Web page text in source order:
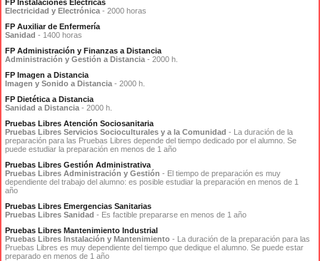
FP Instalaciones Eléctricas
Electricidad y Electrónica - 2000 horas
FP Auxiliar de Enfermería
Sanidad - 1400 horas
FP Administración y Finanzas a Distancia
Administración y Gestión a Distancia - 2000 h.
FP Imagen a Distancia
Imagen y Sonido a Distancia - 2000 h.
FP Dietética a Distancia
Sanidad a Distancia - 2000 h.
Pruebas Libres Atención Sociosanitaria
Pruebas Libres Servicios Socioculturales y a la Comunidad - La duración de la
preparación para las Pruebas Libres depende del tiempo dedicado por el alumno. Se
puede estudiar la preparación en menos de 1 año
Pruebas Libres Gestión Administrativa
Pruebas Libres Administración y Gestión - El tiempo de preparación es muy
dependiente del trabajo del alumno: es posible estudiar la preparación en menos de 1
año
Pruebas Libres Emergencias Sanitarias
Pruebas Libres Sanidad - Es factible prepararse en menos de 1 año
Pruebas Libres Mantenimiento Industrial
Pruebas Libres Instalación y Mantenimiento - La duración de la preparación para las
Pruebas Libres es muy dependiente del tiempo que dedique el alumno. Se puede estar
preparado en menos de 1 año